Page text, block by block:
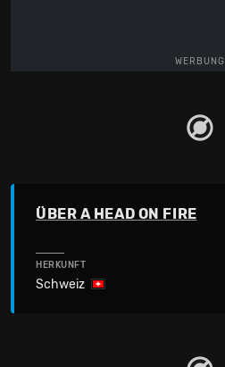
WERBUNG
ÜBER A HEAD ON FIRE
HERKUNFT
Schweiz